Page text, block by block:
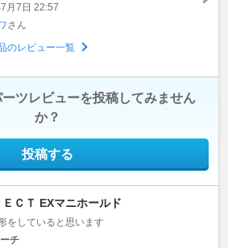
月7日 22:57
さん
のレビュー一覧
ツレビューを投稿してみません
か？
投稿する
ＥＣＴ EXマニホールド
をしていると思います
チ